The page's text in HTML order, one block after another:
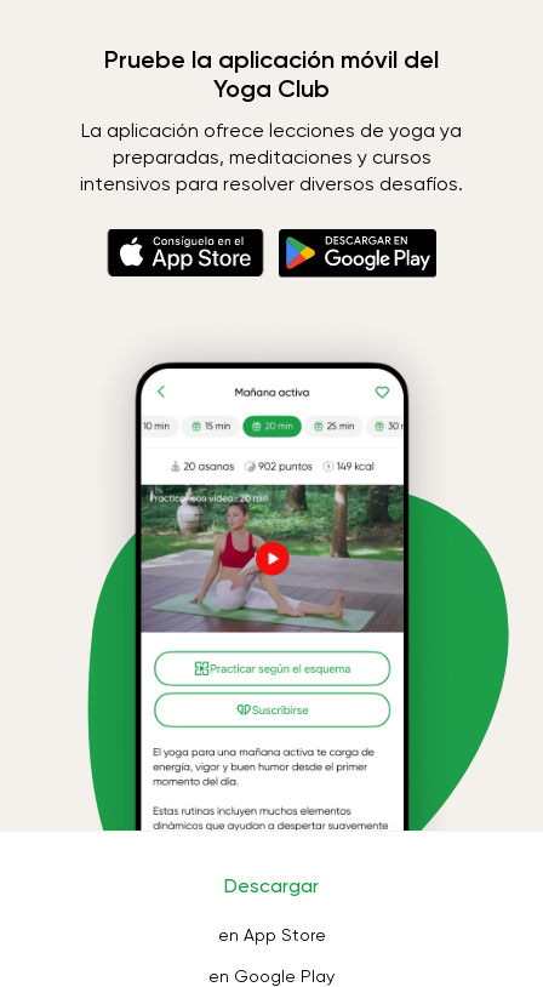
Pruebe la aplicación móvil del
Yoga Club
La aplicación ofrece lecciones de yoga ya
preparadas, meditaciones y cursos
intensivos para resolver diversos desafíos.
Descargar
en App Store
en Google Play